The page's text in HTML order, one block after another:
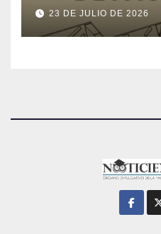
23 DE JULIO DE 2026